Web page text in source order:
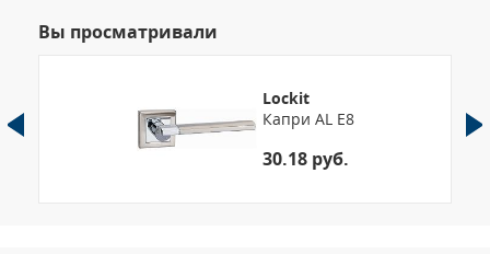
Вы просматривали
Lockit
Капри AL Е8
30.18 руб.